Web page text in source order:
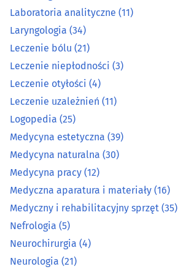
Laboratoria analityczne (11)
Laryngologia (34)
Leczenie bólu(21)
Leczenie niepłodności(3)
Leczenie otyłości
Leczenie uzależnień (11)
Logopedia(25)
Medycyna estetyczna
Medycyna naturalna
Laboratoria analityczne (11)
Laryngologia (34)
Leczenie bólu (21)
Leczenie niepłodności (3)
Leczenie otyłości (4)
Leczenie uzależnień (11)
Logopedia (25)
Medycyna estetyczna (39)
Medycyna naturalna (30)
Medycyna pracy (12)
Medyczna aparatura i materiały (16)
Medyczny i rehabilitacyjny sprzęt (35)
Nefrologia (5)
Neurochirurgia (4)
Neurologia (21)